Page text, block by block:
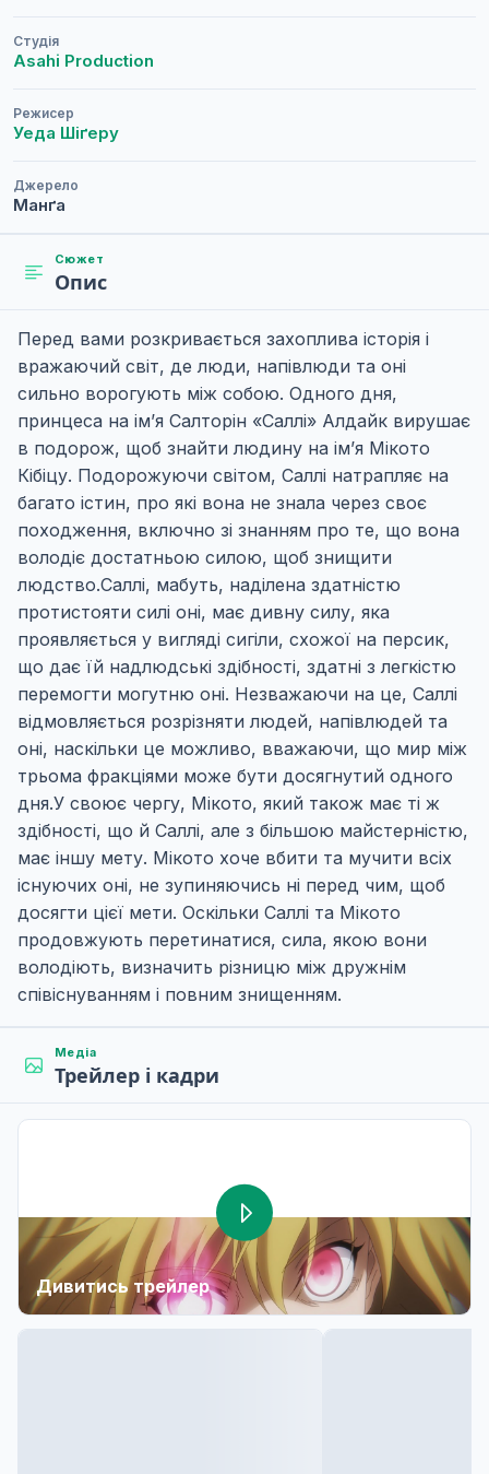
Студія
Asahi Production
Режисер
Уеда Шіґеру
Джерело
Манґа
Сюжет
Опис
Перед вами розкривається захоплива історія і
вражаючий світ, де люди, напівлюди та оні
сильно ворогують між собою. Одного дня,
принцеса на ім’я Салторін «Саллі» Алдайк вирушає
в подорож, щоб знайти людину на ім’я Мікото
Кібіцу. Подорожуючи світом, Саллі натрапляє на
багато істин, про які вона не знала через своє
походження, включно зі знанням про те, що вона
володіє достатньою силою, щоб знищити
людство.Саллі, мабуть, наділена здатністю
протистояти силі оні, має дивну силу, яка
проявляється у вигляді сигіли, схожої на персик,
що дає їй надлюдські здібності, здатні з легкістю
перемогти могутню оні. Незважаючи на це, Саллі
відмовляється розрізняти людей, напівлюдей та
оні, наскільки це можливо, вважаючи, що мир між
трьома фракціями може бути досягнутий одного
дня.У своює чергу, Мікото, який також має ті ж
здібності, що й Саллі, але з більшою майстерністю,
має іншу мету. Мікото хоче вбити та мучити всіх
існуючих оні, не зупиняючись ні перед чим, щоб
досягти цієї мети. Оскільки Саллі та Мікото
продовжують перетинатися, сила, якою вони
володіють, визначить різницю між дружнім
співіснуванням і повним знищенням.
Медіа
Трейлер і кадри
Дивитись трейлер